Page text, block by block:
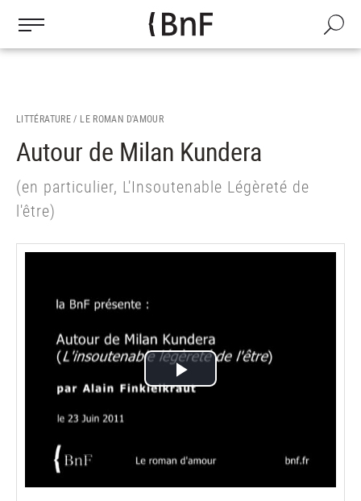
contenu
Recherche
LITTÉRATURE / LE ROMAN D'AMOUR
Autour de Milan Kundera
(en particulier, L'Insoutenable Légèreté de
l'être)
Lire
vidéo